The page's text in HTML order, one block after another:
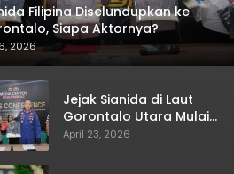
Filipina Diselundupkan ke
Siapa Aktornya?
2026
Jejak Sianida di Laut
Gorontalo Utara Mulai
Terkuak
April 23, 2026